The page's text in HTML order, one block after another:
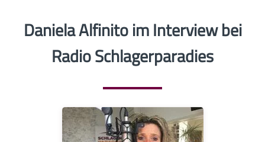
Daniela Alfinito im Interview bei
Radio Schlagerparadies